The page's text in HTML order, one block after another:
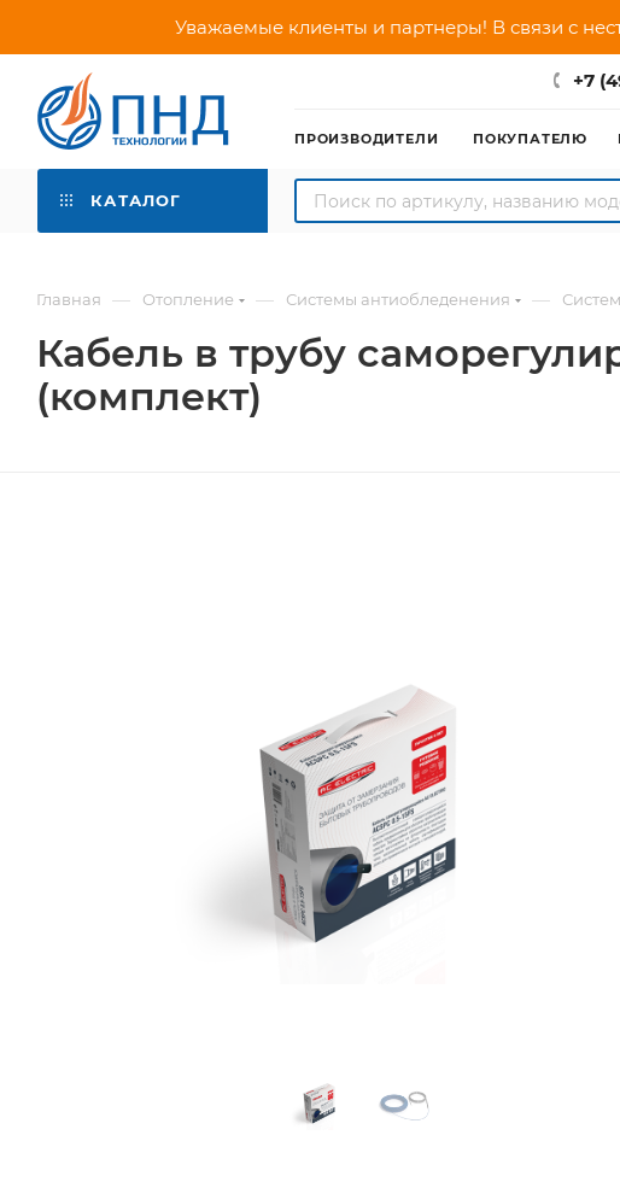
Уважаемые клиенты и партнеры! В связи с
+7
ПРОИЗВОДИТЕЛИ ПОКУПАТЕЛЮ
КАТАЛОГ
Главная — Отопление — Системы антиобледенения —
Кабель в трубу
(комплект)